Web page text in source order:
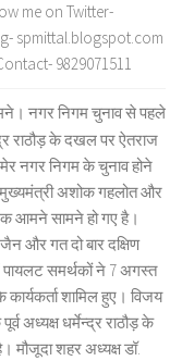
me on Twitter-
spmittal.blogspot.com
9829071511
नगर निगम चुनाव से पहले
राठौड़ के दखल पर ऐतराज
नगर निगम के चुनाव होने
मुख्यमंत्री अशोक गहलोत और
आमने सामने हो गए है।
और गत दो बार दक्षिण
पायलट समर्थकों ने 7 अगस्त
शामिल हुए। विजय
अध्यक्ष धर्मेन्द्र राठौड़ के
शहर अध्यक्ष डॉ.